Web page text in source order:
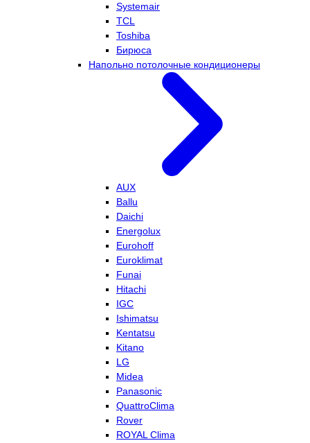
Systemair
TCL
Toshiba
Бирюса
Напольно потолочные кондиционеры
AUX
Ballu
Daichi
Energolux
Eurohoff
Euroklimat
Funai
Hitachi
IGC
Ishimatsu
Kentatsu
Kitano
LG
Midea
Panasonic
QuattroClima
Rover
ROYAL Clima